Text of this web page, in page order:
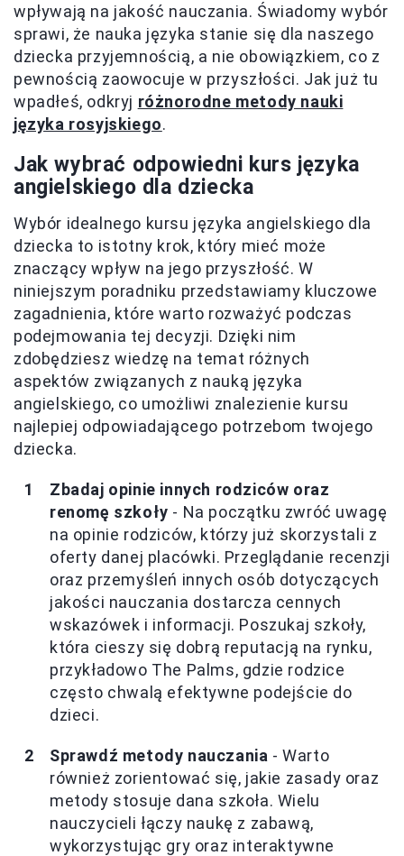
wpływają na jakość nauczania. Świadomy wybór
sprawi, że nauka języka stanie się dla naszego
dziecka przyjemnością, a nie obowiązkiem, co z
pewnością zaowocuje w przyszłości. Jak już tu
wpadłeś, odkryj różnorodne metody nauki
języka rosyjskiego.
Jak wybrać odpowiedni kurs języka
angielskiego dla dziecka
Wybór idealnego kursu języka angielskiego dla
dziecka to istotny krok, który mieć może
znaczący wpływ na jego przyszłość. W
niniejszym poradniku przedstawiamy kluczowe
zagadnienia, które warto rozważyć podczas
podejmowania tej decyzji. Dzięki nim
zdobędziesz wiedzę na temat różnych
aspektów związanych z nauką języka
angielskiego, co umożliwi znalezienie kursu
najlepiej odpowiadającego potrzebom twojego
dziecka.
Zbadaj opinie innych rodziców oraz
renomę szkoły - Na początku zwróć uwagę
na opinie rodziców, którzy już skorzystali z
oferty danej placówki. Przeglądanie recenzji
oraz przemyśleń innych osób dotyczących
jakości nauczania dostarcza cennych
wskazówek i informacji. Poszukaj szkoły,
która cieszy się dobrą reputacją na rynku,
przykładowo The Palms, gdzie rodzice
często chwalą efektywne podejście do
dzieci.
Sprawdź metody nauczania - Warto
również zorientować się, jakie zasady oraz
metody stosuje dana szkoła. Wielu
nauczycieli łączy naukę z zabawą,
wykorzystując gry oraz interaktywne